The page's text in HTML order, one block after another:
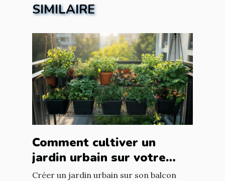
SIMILAIRE
Comment cultiver un
jardin urbain sur votre
balcon
Créer un jardin urbain sur son balcon